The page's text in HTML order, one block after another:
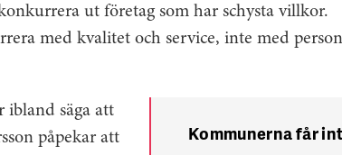
ut företag som har schysta villkor.
med kvalitet och service, inte med
Kommunerna får
ibland säga att
påpekar att